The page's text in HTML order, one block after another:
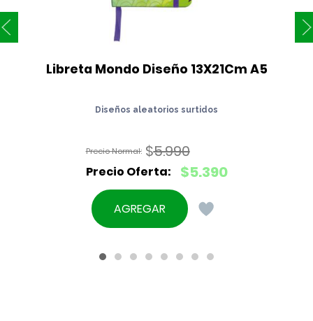
Libreta Mondo Diseño 13X21Cm A5
Diseños aleatorios surtidos
$5.990
El
original
$5.390
El
precio
actual
$5.390.
AGREGAR